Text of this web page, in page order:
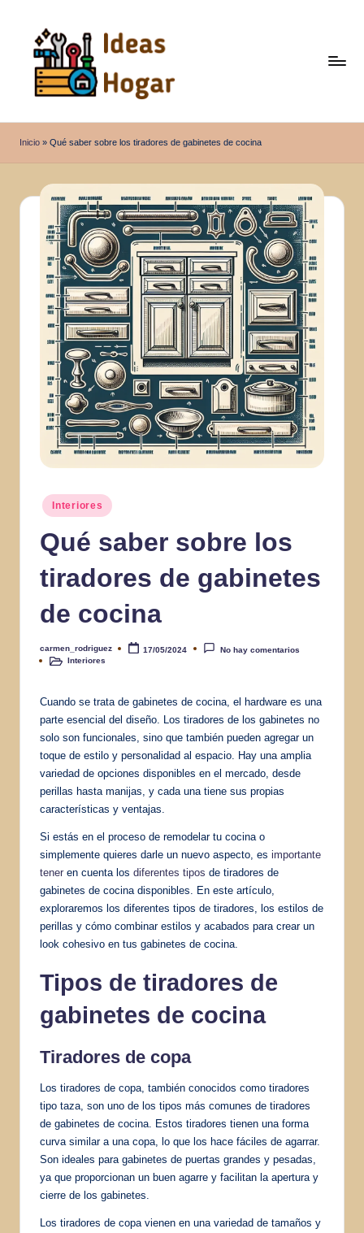
contenido
d
e
a
Inicio » Qué saber sobre los tiradores de gabinetes de cocina
Publicado
en
Interiores
Qué saber sobre los
tiradores de gabinetes
de cocina
Publicado
por
carmen_rodriguez 17/05/2024
No hay comentarios
PublicadoInteriores
Cuando se trata de gabinetes de cocina, el hardware es una
parte esencial del diseño. Los tiradores de los gabinetes no
solo son funcionales, sino que también pueden agregar un
toque de estilo y personalidad al espacio. Hay una amplia
variedad de opciones disponibles en el mercado, desde
perillas hasta manijas, y cada una tiene sus propias
características y ventajas.
Si estás en el proceso de remodelar tu cocina o
simplemente quieres darle un nuevo aspecto, es importante
tener en cuenta los diferentes tipos de tiradores de
gabinetes de cocina disponibles. En este artículo,
exploraremos los diferentes tipos de tiradores, los estilos de
perillas y cómo combinar estilos y acabados para crear un
look cohesivo en tus gabinetes de cocina.
Tipos de tiradores de
gabinetes de cocina
Tiradores de copa
Los tiradores de copa, también conocidos como tiradores
tipo taza, son uno de los tipos más comunes de tiradores
de gabinetes de cocina. Estos tiradores tienen una forma
curva similar a una copa, lo que los hace fáciles de agarrar.
Son ideales para gabinetes de puertas grandes y pesadas,
ya que proporcionan un buen agarre y facilitan la apertura y
cierre de los gabinetes.
Los tiradores de copa vienen en una variedad de tamaños y